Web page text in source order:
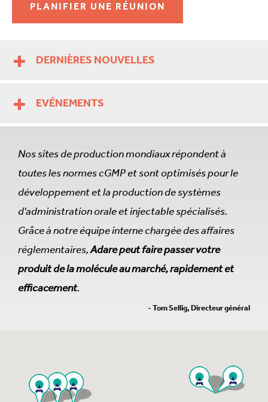
PLANIFIER UNE RÉUNION
DERNIÈRES NOUVELLES
EVÉNEMENTS
Nos sites de production mondiaux répondent à
toutes les normes cGMP et sont optimisés pour le
développement et la production de systèmes
d'administration orale et injectable spécialisés.
Grâce à notre équipe interne chargée des affaires
réglementaires,Adare peut faire passer votre
produit de la molécule au marché, rapidement et
efficacement.
- Tom Sellig, Directeur général